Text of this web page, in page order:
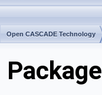
Open CASCADE Technology
Package